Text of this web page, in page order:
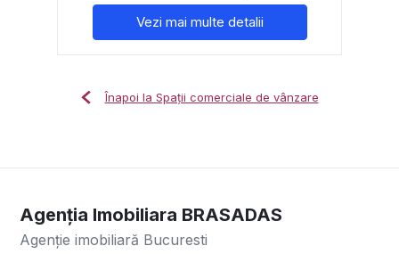
Vezi mai multe detalii
Înapoi la Spații comerciale de vânzare
Agenția Imobiliara BRASADAS
Agenție imobiliară Bucuresti